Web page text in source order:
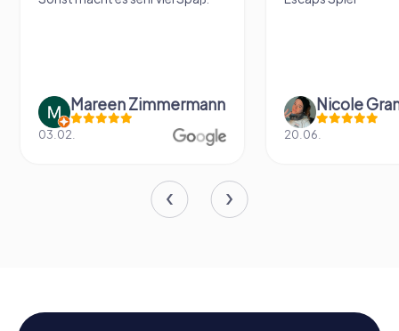
Mareen Zimmermann
03.02.
Nicole
20.06.